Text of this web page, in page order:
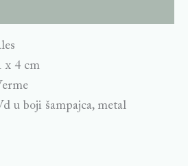
x 4 cm
u boji šampajca, metal